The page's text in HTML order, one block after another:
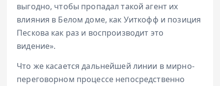
выгодно, чтобы пропадал такой агент их
влияния в Белом доме, как Уиткофф и позиция
Пескова как раз и воспроизводит это
видение».
Что же касается дальнейшей линии в мирно-
переговорном процессе непосредственно